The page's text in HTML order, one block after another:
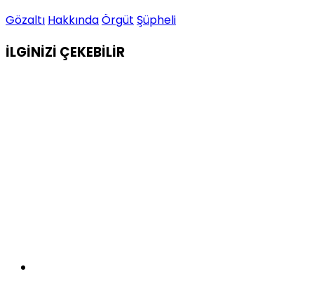
Gözaltı HakkındaÖrgüt Şüpheli
İLGİNİZİ ÇEKEBİLİR